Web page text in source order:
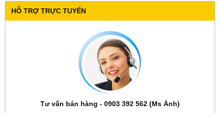
HỖ TRỢ TRỰC TUYẾN
Tư vấn bán hàng - 0903 392 562 (Ms Ảnh)